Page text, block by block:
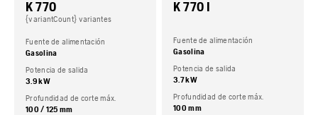
K 770
{variantCount} variantes
Fuente de alimentación
Gasolina
Potencia de salida
3.9 kW
Profundidad de corte máx.
100 / 125 mm
K 770 I
Fuente de alimentación
Gasolina
Potencia de salida
3.7 kW
Profundidad de corte máx.
100 mm